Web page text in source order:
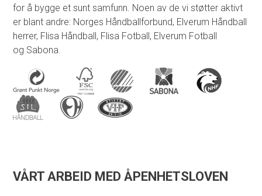
for å bygge et sunt samfunn. Noen av de vi støtter aktivt
er blant andre: Norges Håndballforbund, Elverum Håndball
herrer, Flisa Håndball, Flisa Fotball, Elverum Fotball
og Sabona.
VÅRT ARBEID MED ÅPENHETSLOVEN